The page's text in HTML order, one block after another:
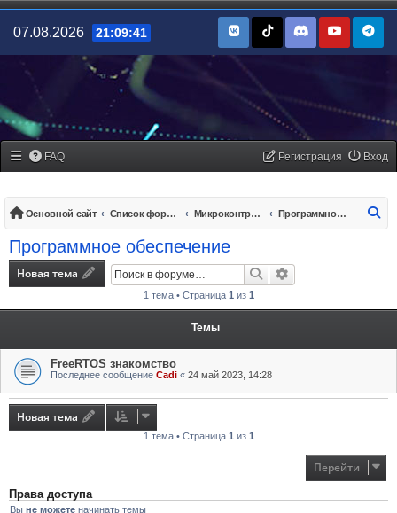
07.08.2026 21:09:41
FAQ Вход
Регистрация
Основной сайт Список форумов Микроконтроллеры/платы управления Программное обеспечение
Программное обеспечение
Новая тема Поиск
1 тема • Страница 1 из 1
Темы
FreeRTOS знакомство
Последнее сообщение Cadi « 24 май 2023, 14:28
Новая тема
1 тема • Страница 1 из 1
Перейти
Права доступа
Вы не можете начинать темы